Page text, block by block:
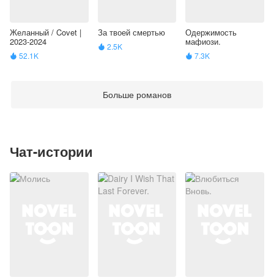
Желанный / Covet |
2023-2024
 52.1K
За твоей смертью
 2.5K
Одержимость
мафиози.
 7.3K
Больше романов
Чат-истории